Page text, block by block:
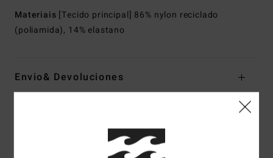
Materiais [Tecido principal] 86% nylon reciclado
(poliamida), 14% elastano
Envio& Devoluciones
Avaliações dos clientes